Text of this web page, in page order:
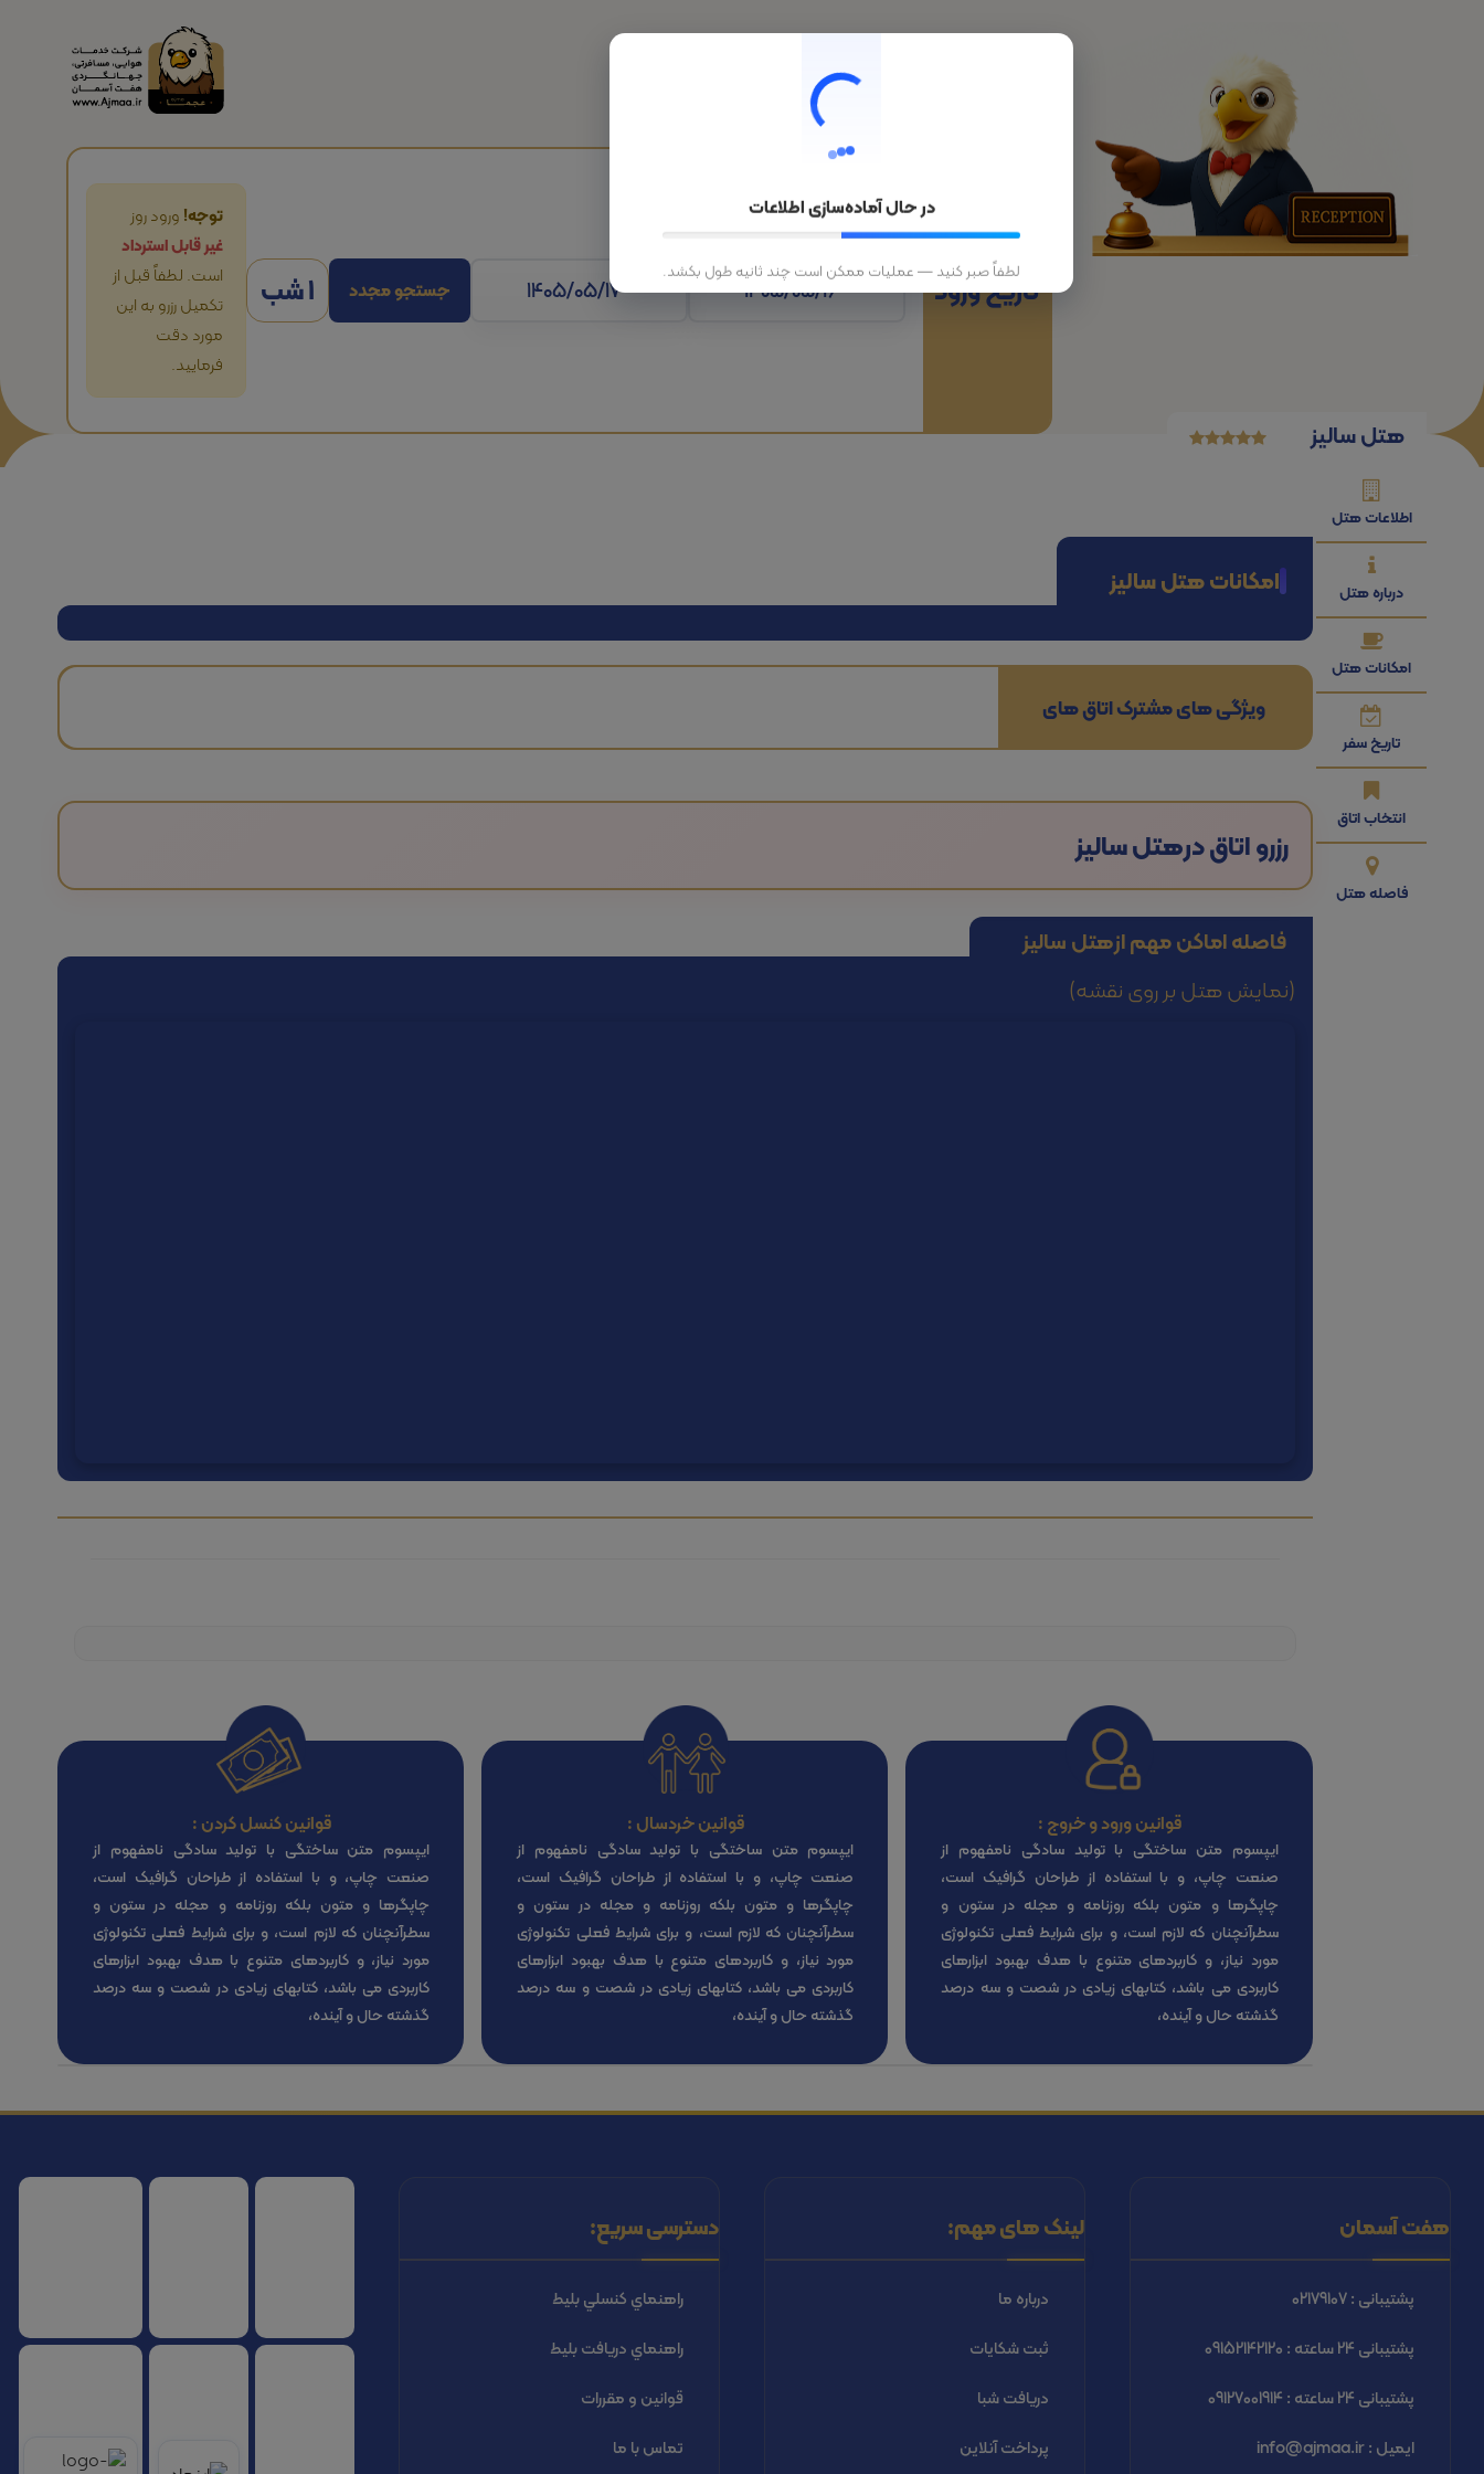
تورهای داخلی
تاریخ ورود جستجو مجدد 1 شب
توجه!ورود روز
غیر قابل استرداد
است. لطفاً قبل از
تکمیل رزرو به این
مورد دقت
فرمایید.
در حال آماده‌سازی اطلاعات
لطفاً صبر کنید — عملیات ممکن است چند ثانیه طول بکشد.
هتل سالیز
اطلاعات هتل
درباره هتل
امکانات هتل
تاریخ سفر
انتخاب اتاق
فاصله هتل
امکانات هتل سالیز
ویژگی های مشترک اتاق های
رزرو اتاق درهتل سالیز
فاصله اماکن مهم ازهتل سالیز
(نمایش هتل بر روی نقشه)
قوانین ورود و خروج :
ایپسوم متن ساختگی با تولید سادگی نامفهوم از
صنعت چاپ، و با استفاده از طراحان گرافیک است،
چاپگرها و متون بلکه روزنامه و مجله در ستون و
سطرآنچنان که لازم است، و برای شرایط فعلی تکنولوژی
مورد نیاز، و کاربردهای متنوع با هدف بهبود ابزارهای
کاربردی می باشد، کتابهای زیادی در شصت و سه درصد
گذشته حال و آینده،
قوانین خردسال :
ایپسوم متن ساختگی با تولید سادگی نامفهوم از
صنعت چاپ، و با استفاده از طراحان گرافیک است،
چاپگرها و متون بلکه روزنامه و مجله در ستون و
سطرآنچنان که لازم است، و برای شرایط فعلی تکنولوژی
مورد نیاز، و کاربردهای متنوع با هدف بهبود ابزارهای
کاربردی می باشد، کتابهای زیادی در شصت و سه درصد
گذشته حال و آینده،
قوانین کنسل کردن :
ایپسوم متن ساختگی با تولید سادگی نامفهوم از
صنعت چاپ، و با استفاده از طراحان گرافیک است،
چاپگرها و متون بلکه روزنامه و مجله در ستون و
سطرآنچنان که لازم است، و برای شرایط فعلی تکنولوژی
مورد نیاز، و کاربردهای متنوع با هدف بهبود ابزارهای
کاربردی می باشد، کتابهای زیادی در شصت و سه درصد
گذشته حال و آینده،
هفت آسمان
پشتیبانی : 02179107
پشتیبانی 24 ساعته : 09152142120
پشتیبانی 24 ساعته : 09127001914
ایمیل : info@ajmaa.ir
لینک های مهم:
درباره ما
ثبت شكايات
دریافت شبا
پرداخت آنلاین
دسترسی سریع:
راهنماي كنسلي بليط
راهنماي دریافت بليط
قوانین و مقررات
تماس با ما